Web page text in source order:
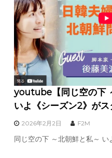
youtube【同じ空の下
いよ《シーズン2》がス
2026年2月2日 F2M
同じ空の下 ～北朝鮮と私～